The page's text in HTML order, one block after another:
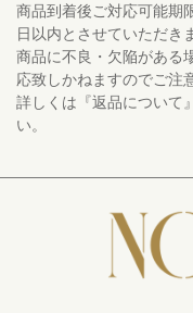
商品到着後ご対応可能期
日以内とさせていただき
商品に不良・欠陥がある
応致しかねますのでご注
詳しくは『返品について
い。